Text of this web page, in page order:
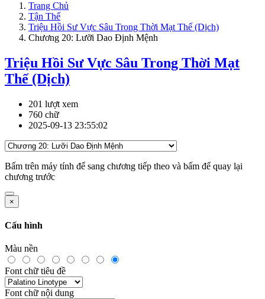
Trang Chủ
Tận Thế
Triệu Hồi Sư Vực Sâu Trong Thời Mạt Thế (Dịch)
Chương 20: Lưỡi Dao Định Mệnh
Triệu Hồi Sư Vực Sâu Trong Thời Mạt
Thế (Dịch)
201 lượt xem
760 chữ
2025-09-13 23:55:02
Bấm trên máy tính để sang chương tiếp theo và bấm để quay lại
chương trước
×
Cấu hình
Màu nền
Font chữ tiêu đề
Font chữ nội dung